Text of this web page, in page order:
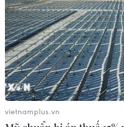
vietnamplus.vn